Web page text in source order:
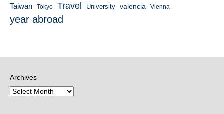
Taiwan Tokyo Travel University valencia Vienna
year abroad
Archives